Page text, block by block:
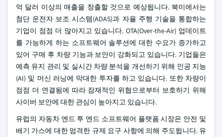
억 달러 이상의 매출을 창출할 것으로 예상됩니다. 북미에서는
첨단 운전자 보조 시스템(ADAS)과 자율 주행 기술을 통합하는
기업이 점점 더 많아지고 있습니다. OTA(Over-the-Air) 업데이트
를 가능하게 하는 소프트웨어 솔루션에 대한 수요가 증가하고
있어 구매 후 차량 기능과 보안이 강화되고 있습니다. 기업들은
예측 유지 관리 및 실시간 차량 분석을 개선하기 위해 인공 지능
(AI) 및 머신 러닝에 막대한 투자를 하고 있습니다. 또한 차량이
점점 더 연결됨에 따라 잠재적인 위협으로부터 보호하기 위해
사이버 보안에 대한 관심이 높아지고 있습니다.
유럽의 자동차 엔드 투 엔드 소프트웨어 플랫폼 시장은 안전 및
배기 가스에 대한 엄격한 규제 요구 사항에 의해 주도됩니다. 유